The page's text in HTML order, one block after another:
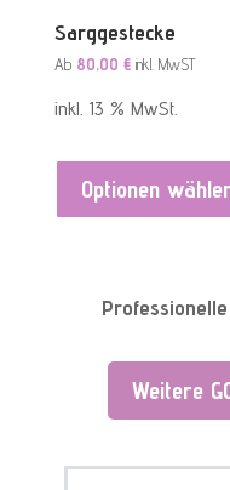
Sarggestecke
Ab 80,00 € inkl. MwST
inkl. 13 % MwSt.
Optionen
Weitere